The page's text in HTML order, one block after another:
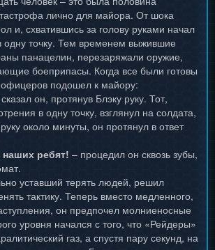
лично для майора. От шока
и, схватившись за голову руками начал
одну точку. Тем временем выжившие
панацелин, перезаряжали оружие,
боеприпасы. Когда все были готовы
офицеров подошел к майору:
он, протянув Блэку руку. Тот,
в одну точку, взглянул на солдата,
около минуты, он протянул в ответ
наших ребят! – процедил он сквозь зубы,
уставший терять людей, решил
тактику. Теперь вместо медленного,
он предпочел молниеносные
уровня начался с того, что «Рейдеры»
газ, а спустя пару секунд, на